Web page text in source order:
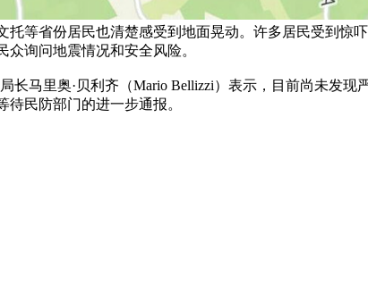
等省份居民也清楚感受到地面晃动。许多居民受到惊
询问地震情况和安全风险。
长马里奥·贝利齐（Mario Bellizzi）表示，目前尚未发
民防部门的进一步通报。